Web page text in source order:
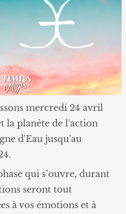
mercredi 24 avril
la planète de l'action
d'Eau jusqu'au
qui s’ouvre, durant
seront tout
à vos émotions et à